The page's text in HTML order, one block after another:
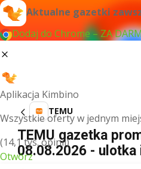
Aktualne gazetki
Dodaj do Chrome – ZA
Aplikacja Kimbino
Wszystkie oferty w jednym
(14,1 tys. opinii)
Otwórz
TEMU
TEMU gazetka
08.08.2026 -